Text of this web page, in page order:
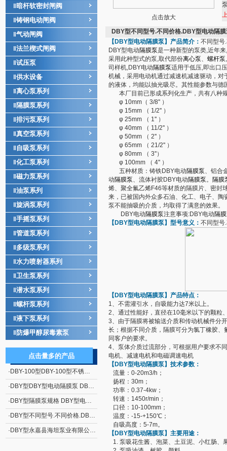
暗杆软密封闸阀
铸钢电动闸阀
气动闸阀
法兰楔式闸阀
试压泵
供水设备
离心泵系列
隔膜泵系列
排污泵系列
真空泵系列
自吸泵系列
化工泵系列
磁力泵系列
油泵系列
旋涡泵系列
手摇泵系列
管道泵系列
多级泵系列
水力喷射器系列
卫生泵系列
潜水泵系列
螺杆泵系列
液下泵系列
防爆甲醇尿毒素泵
点击量多的产品
· DBY-100型DBY-100型不锈钢电动隔膜泵
· DBY型DBY型电动隔膜泵 DBY型电动隔膜泵厂家
· DBY型隔膜泵规格 DBY型电动隔膜泵
· DBY型不同型号.不同价格.DBY型电动隔膜泵
· DBY型永嘉县海坦泵业有限公司制造 DBY型电动隔膜泵
点击放大
DBY型不同型号.不同价格.DBY型电动隔
【DBY型电动隔膜泵】产品简介： 不同型号
DBY型电动隔膜泵是一种新型的泵类,近年
采用此种型式的泵,取代部份离心泵、 螺杆泵
司样机,DBY电动隔膜泵适用于低压,即出口
机械，采用电动机通过减速机减速驱动，
的液体，均能以抽光吸尽。其性能参数与
本厂目前已形成系列化生产，共有八种
φ 10mm（ 3/8'' ）
φ 15mm （ 1/2'' ）
φ 25mm （ 1'' ）
φ 40mm （ 11/2'' ）
φ 50mm （ 2'' ）
φ 65mm （ 21/2'' ）
φ 80mm （ 3''）
φ 100mm （ 4'' ）
五种材质：铸铁DBY电动隔膜泵、铝合
动隔膜泵、流体衬胶DBY电动隔膜泵。 隔膜
烯、聚全氟乙烯F46等材质的隔膜片、密封
来，已被国内外众多石油、化工、电子、
泵不能抽吸的介质，均取得了满意的效果。
DBY电动隔膜泵注意事项:DBY电动隔
【DBY型电动隔膜泵】型号意义： 不同型号
【DBY型电动隔膜泵】产品特点：
1、不需灌引水，自吸能力达7米以上。
2、通过性能好，直径在10毫米以下的颗粒
3、由于隔膜将被输送介质和传动机械件分
长；根据不同介质，隔膜可分为氯丁橡胶
同客户的要求。
4、泵体介质过流部分，可根据用户要求不
电机、减速电机和电磁调速电机
【DBY型电动隔膜泵】技术参数：
流量：0-20m3/h；
扬程：30m；
功率：0.37-4kw；
转速：1450r/min；
口径：10-100mm；
温度：-15-+150℃；
自吸高度：5-7m。
【DBY型电动隔膜泵】主要用途：
1. 泵吸花生酱、泡菜、土豆泥、小红肠、